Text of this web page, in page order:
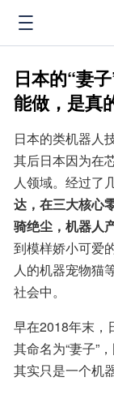
日本的“妻
能做，是真
日本的类机器人
其后日本因为在
人领域。经过了
达，在三大核心
骑绝尘，机器人
到模样娇小可爱
人的机器宠物猫
社会中。
早在2018年末，
其命名为“妻子”
其实只是一个机